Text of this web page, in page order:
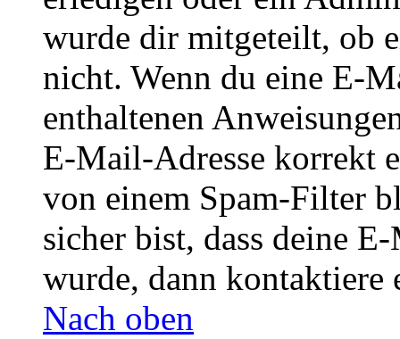
wurde dir mitgeteilt, ob
nicht. Wenn du eine E-
enthaltenen
E-Mail-Adresse korrekt
von einem Spam-Filter
sicher bist, dass deine
wurde, dann kontaktiere
Nach oben